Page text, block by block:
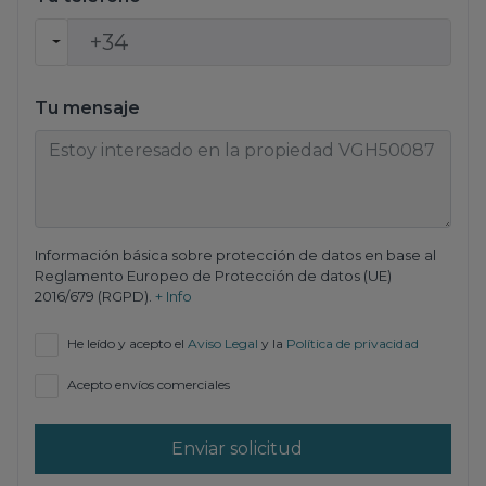
Tu mensaje
Información básica sobre protección de datos en base al
Reglamento Europeo de Protección de datos (UE)
2016/679 (RGPD). + Info
He leído y acepto el Aviso Legal y la Política de privacidad
Acepto envíos comerciales
Enviar solicitud